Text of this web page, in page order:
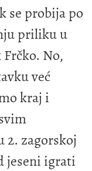
se probija po
priliku u
No,
već
kraj i
2. zagorskoj
jeseni igrati